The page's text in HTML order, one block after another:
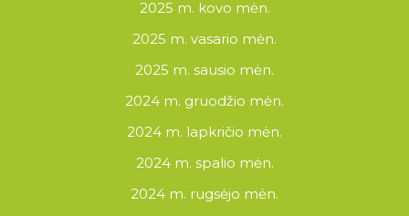
2025 m. kovo mėn.
2025 m. vasario mėn.
2025 m. sausio mėn.
2024 m. gruodžio mėn.
2024 m. lapkričio mėn.
2024 m. spalio mėn.
2024 m. rugsėjo mėn.